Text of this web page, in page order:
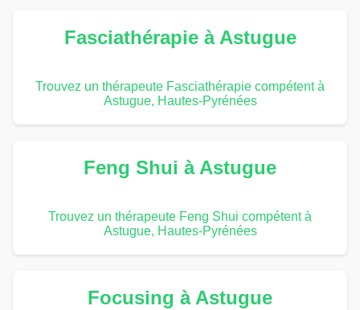
Fasciathérapie à Astugue
Trouvez un thérapeute Fasciathérapie compétent à
Astugue, Hautes-Pyrénées
Feng Shui à Astugue
Trouvez un thérapeute Feng Shui compétent à
Astugue, Hautes-Pyrénées
Focusing à Astugue